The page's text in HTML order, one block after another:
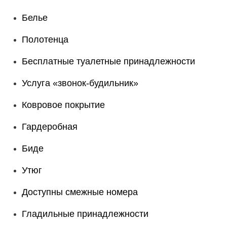
Белье
Полотенца
Бесплатные туалетные принадлежности
Услуга «звонок-будильник»
Ковровое покрытие
Гардеробная
Биде
Утюг
Доступны смежные номера
Гладильные принадлежности